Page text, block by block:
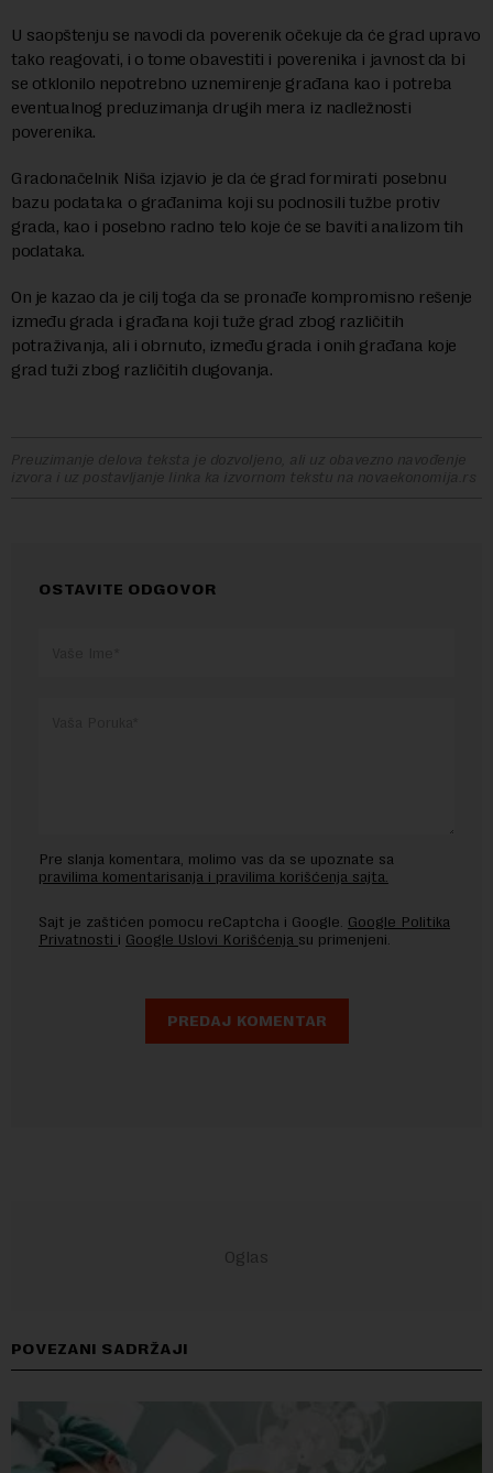
U saopštenju se navodi da poverenik očekuje da će grad upravo
tako reagovati, i o tome obavestiti i poverenika i javnost da bi
se otklonilo nepotrebno uznemirenje građana kao i potreba
eventualnog preduzimanja drugih mera iz nadležnosti
poverenika.
Gradonačelnik Niša izjavio je da će grad formirati posebnu
bazu podataka o građanima koji su podnosili tužbe protiv
grada, kao i posebno radno telo koje će se baviti analizom tih
podataka.
On je kazao da je cilj toga da se pronađe kompromisno rešenje
između grada i građana koji tuže grad zbog različitih
potraživanja, ali i obrnuto, između grada i onih građana koje
grad tuži zbog različitih dugovanja.
Preuzimanje delova teksta je dozvoljeno, ali uz obavezno navođenje
izvora i uz postavljanje linka ka izvornom tekstu na novaekonomija.rs
OSTAVITE ODGOVOR
Pre slanja komentara, molimo vas da se upoznate sa
pravilima komentarisanja i pravilima korišćenja sajta.
Sajt je zaštićen pomocu reCaptcha i Google. Google Politika
Privatnosti i Google Uslovi Korišćenja su primenjeni.
POVEZANI SADRŽAJI